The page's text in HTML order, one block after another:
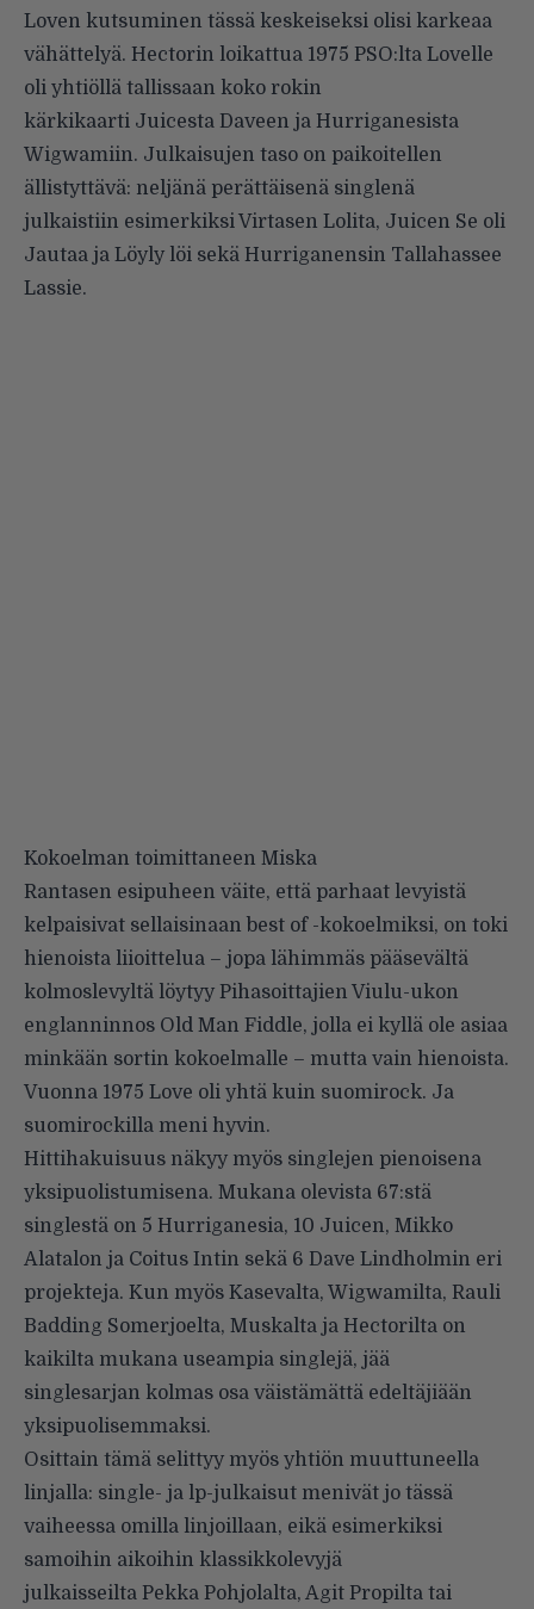
Loven kutsuminen tässä keskeiseksi olisi karkeaa
vähättelyä. Hectorin loikattua 1975 PSO:lta Lovelle
oli yhtiöllä tallissaan koko rokin
kärkikaarti Juicesta Daveen ja Hurriganesista
Wigwamiin. Julkaisujen taso on paikoitellen
ällistyttävä: neljänä perättäisenä singlenä
julkaistiin esimerkiksi Virtasen Lolita, Juicen Se oli
Jautaa ja Löyly löi sekä Hurriganensin Tallahassee
Lassie.
Kokoelman toimittaneen Miska
Rantasen esipuheen väite, että parhaat levyistä
kelpaisivat sellaisinaan best of -kokoelmiksi, on toki
hienoista liioittelua – jopa lähimmäs pääsevältä
kolmoslevyltä löytyy Pihasoittajien Viulu-ukon
englanninnos Old Man Fiddle, jolla ei kyllä ole asiaa
minkään sortin kokoelmalle – mutta vain hienoista.
Vuonna 1975 Love oli yhtä kuin suomirock. Ja
suomirockilla meni hyvin.
Hittihakuisuus näkyy myös singlejen pienoisena
yksipuolistumisena. Mukana olevista 67:stä
singlestä on 5 Hurriganesia, 10 Juicen, Mikko
Alatalon ja Coitus Intin sekä 6 Dave Lindholmin eri
projekteja. Kun myös Kasevalta, Wigwamilta, Rauli
Badding Somerjoelta, Muskalta ja Hectorilta on
kaikilta mukana useampia singlejä, jää
singlesarjan kolmas osa väistämättä edeltäjiään
yksipuolisemmaksi.
Osittain tämä selittyy myös yhtiön muuttuneella
linjalla: single- ja lp-julkaisut menivät jo tässä
vaiheessa omilla linjoillaan, eikä esimerkiksi
samoihin aikoihin klassikkolevyjä
julkaisseilta Pekka Pohjolalta, Agit Propilta tai